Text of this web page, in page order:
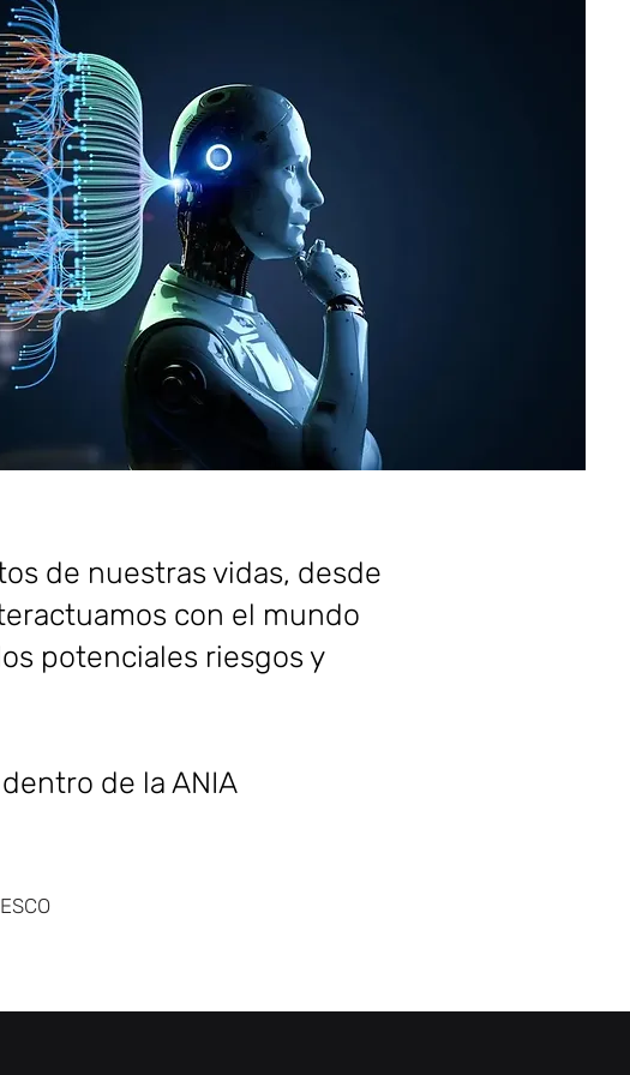
de nuestras vidas, desde
con el mundo
potenciales riesgos y
de la ANIA